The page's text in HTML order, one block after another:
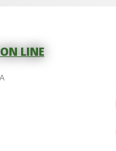
LINE